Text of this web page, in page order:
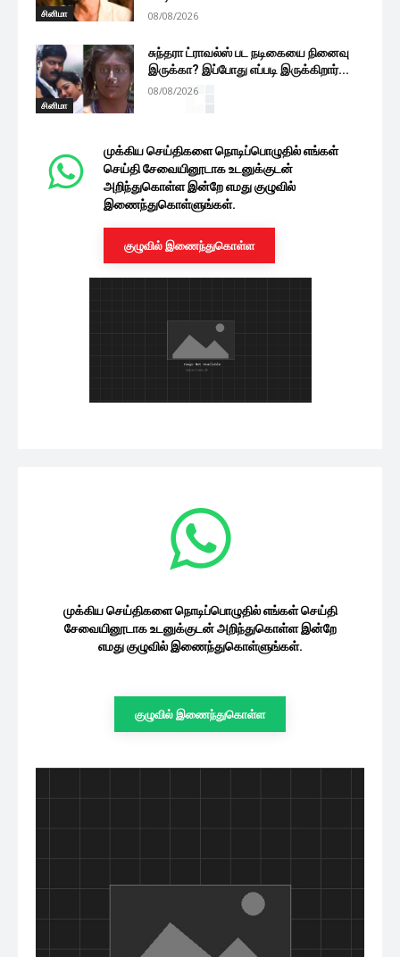
சினிமா 08/08/2026
சினிமா
சுந்தரா ட்ராவல்ஸ் பட நடிகையை நினைவு
இருக்கா? இப்போது எப்படி இருக்கிறார்...
08/08/2026
முக்கிய செய்திகளை நொடிப்பொழுதில் எங்கள்
செய்தி சேவையினூடாக உடனுக்குடன்
அறிந்துகொள்ள இன்றே எமது குழுவில்
இணைந்துகொள்ளுங்கள்.
குழுவில் இணைந்துகொள்ள
முக்கிய செய்திகளை நொடிப்பொழுதில் எங்கள் செய்தி
சேவையினூடாக உடனுக்குடன் அறிந்துகொள்ள இன்றே
எமது குழுவில் இணைந்துகொள்ளுங்கள்.
குழுவில் இணைந்துகொள்ள